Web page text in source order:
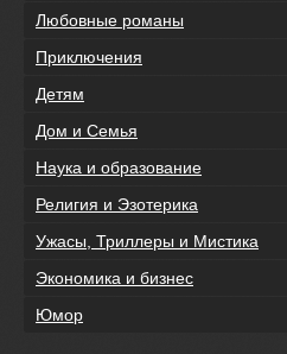
Любовные романы
Приключения
Детям
Дом и Семья
Наука и образование
Религия и Эзотерика
Ужасы, Триллеры и Мистика
Экономика и бизнес
Юмор